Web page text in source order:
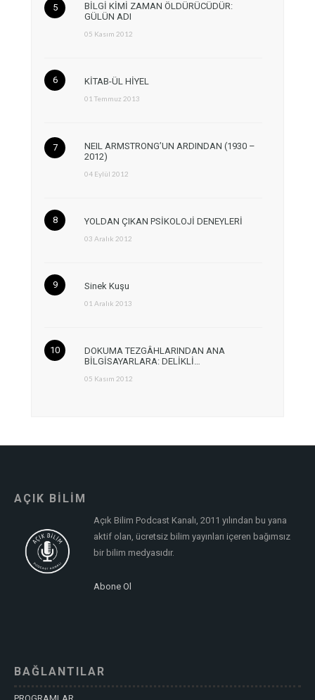
BİLGİ KİMİ ZAMAN ÖLDÜRÜCÜDÜR:
GÜLÜN ADI
05 Kasım 2012
KİTAB-ÜL HİYEL
01 Temmuz 2013
NEIL ARMSTRONG’UN ARDINDAN (1930 –
2012)
04 Eylül 2012
YOLDAN ÇIKAN PSİKOLOJİ DENEYLERİ
03 Aralık 2012
Sinek Kuşu
01 Aralık 2013
DOKUMA TEZGÂHLARINDAN ANA
BİLGİSAYARLARA: DELİKLİ…
05 Kasım 2012
AÇIK BİLİM
Açık Bilim Podcast Kanalı, 2011 yılından bu yana
aktif olan, ücretsiz bilim yayınları içeren bağımsız
bir bilim medyasıdır.
Abone Ol
BAĞLANTILAR